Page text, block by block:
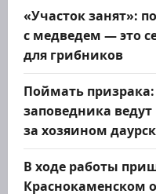
«Участок занят»:
с медведем — это
для грибников
Поймать
заповедника
за хозяином
В ходе работы
Краснокаменском